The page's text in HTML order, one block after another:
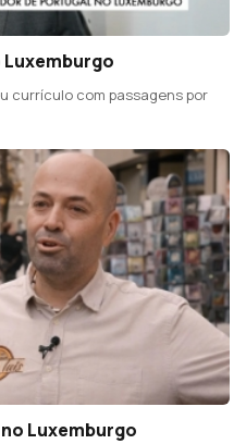
currículo com passagens por
Luxemburgo